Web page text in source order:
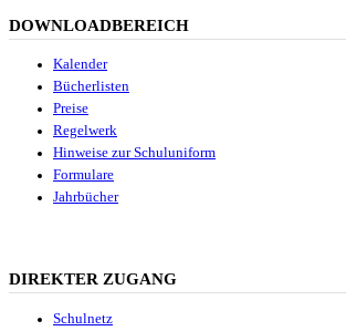
DOWNLOADBEREICH
Kalender
Bücherlisten
Preise
Regelwerk
Hinweise zur Schuluniform
Formulare
Jahrbücher
DIREKTER ZUGANG
Schulnetz